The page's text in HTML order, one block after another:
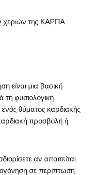
χεριών της ΚΑΡΠΑ
είναι μια βασική
τη φυσιολογική
θύματος καρδιακής
προσβολή ή
αν απαιτείται
σε περίπτωση